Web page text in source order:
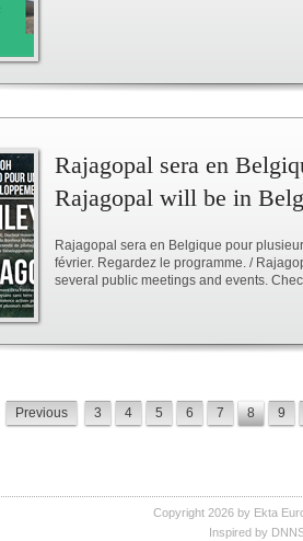
Rajagopal sera en
Rajagopal will be in
Rajagopal sera en Belgique pour
février. Regardez le programme. /
several public meetings and events.
Previous 3 4 5 6 7 8 9
Copyright 2026 by Ekta
Inspired by